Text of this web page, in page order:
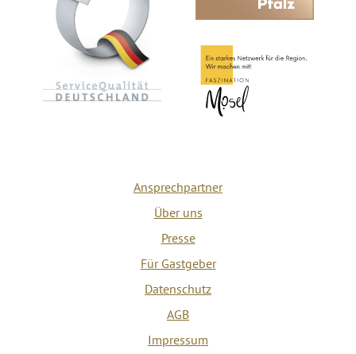
Ansprechpartner
Über uns
Presse
Für Gastgeber
Datenschutz
AGB
Impressum